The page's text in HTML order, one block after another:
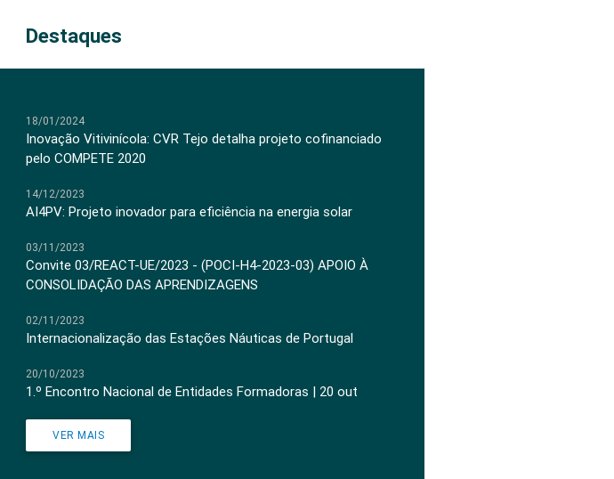
Destaques
18/01/2024
Inovação Vitivinícola: CVR Tejo detalha projeto cofinanciado
pelo COMPETE 2020
14/12/2023
AI4PV: Projeto inovador para eficiência na energia solar
03/11/2023
Convite 03/REACT-UE/2023 - (POCI-H4-2023-03) APOIO À
CONSOLIDAÇÃO DAS APRENDIZAGENS
02/11/2023
Internacionalização das Estações Náuticas de Portugal
20/10/2023
1.º Encontro Nacional de Entidades Formadoras | 20 out
VER MAIS